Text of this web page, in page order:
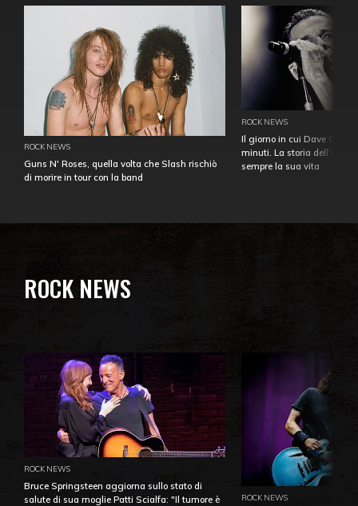
ROCK NEWS
Guns N' Roses, quella volta che Slash rischiò
di morire in tour con la band
ROCK NEWS
Il giorno in cui Dave
minuti. La storia
sempre la sua vita
ROCK NEWS
ROCK NEWS
Bruce Springsteen aggiorna sullo stato di
salute di sua moglie Patti Scialfa: "Il tumore è
ROCK NEWS